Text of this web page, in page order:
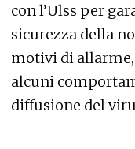
con l’Ulss per
sicurezza della
motivi di
alcuni
diffusione del